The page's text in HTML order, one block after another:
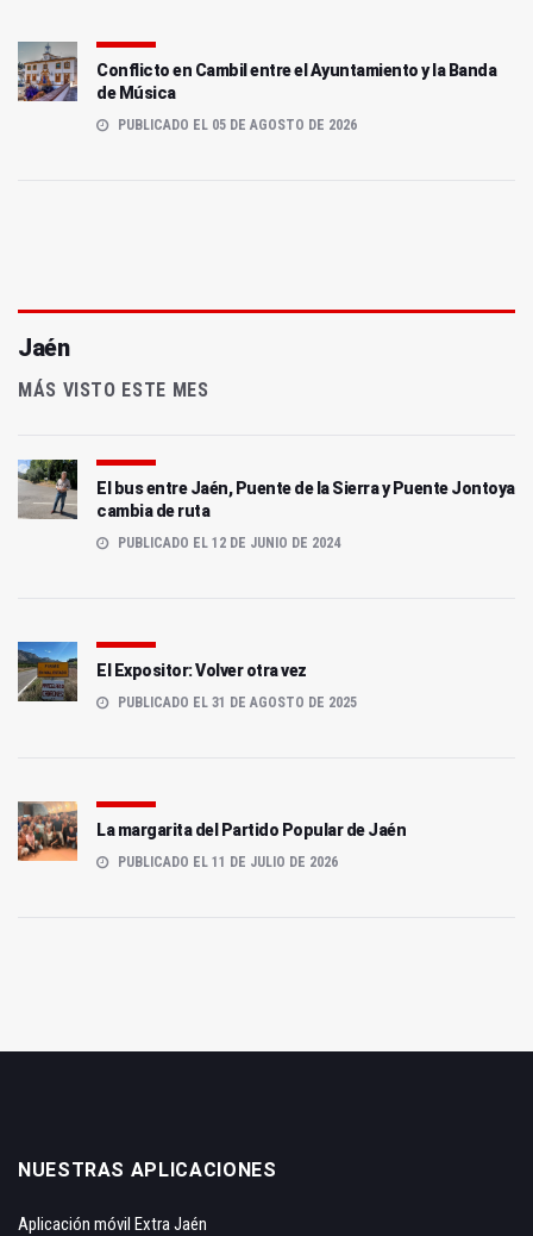
Conflicto en Cambil entre el Ayuntamiento y la Banda
de Música
PUBLICADO EL 05 DE AGOSTO DE 2026
Jaén
MÁS VISTO ESTE MES
El bus entre Jaén, Puente de la Sierra y Puente Jontoya
cambia de ruta
PUBLICADO EL 12 DE JUNIO DE 2024
El Expositor: Volver otra vez
PUBLICADO EL 31 DE AGOSTO DE 2025
La margarita del Partido Popular de Jaén
PUBLICADO EL 11 DE JULIO DE 2026
NUESTRAS APLICACIONES
Aplicación móvil Extra Jaén